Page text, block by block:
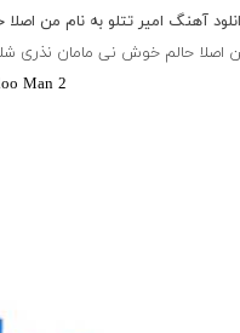
آهنگ امیر تتلو به نام من
اصلا حالم خوش نى مامان نذرى شله
Man 2